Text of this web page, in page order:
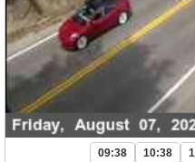
09:38 10:38